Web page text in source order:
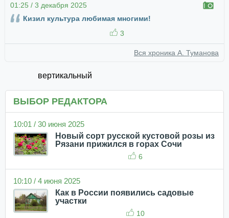
01:25 / 3 декабря 2025
Кизил культура любимая многими!
3
Вся хроника А. Туманова
вертикальный
ВЫБОР РЕДАКТОРА
10:01 / 30 июня 2025
Новый сорт русской кустовой розы из
Рязани прижился в горах Сочи
6
10:10 / 4 июня 2025
Как в России появились садовые
участки
10